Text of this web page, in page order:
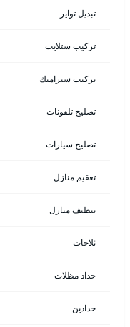
تبديل تواير
تركيب ستلايت
تركيب سيراميك
تصليح تلفونات
تصليح سيارات
تعقيم منازل
تنظيف منازل
ثلاجات
حداد مظلات
حدادين